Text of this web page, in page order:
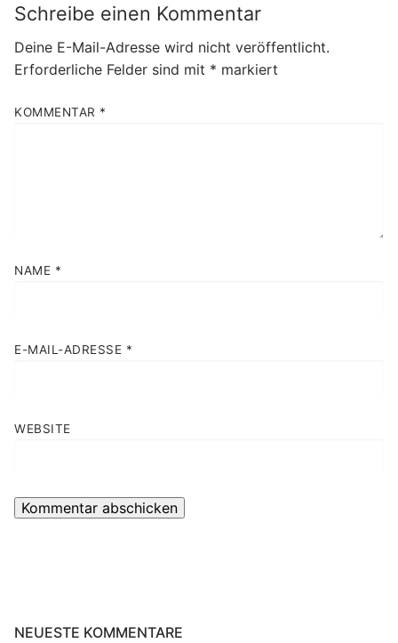
Schreibe einen Kommentar
Deine E-Mail-Adresse wird nicht veröffentlicht.
Erforderliche Felder sind mit * markiert
KOMMENTAR *
NAME *
E-MAIL-ADRESSE *
WEBSITE
NEUESTE KOMMENTARE